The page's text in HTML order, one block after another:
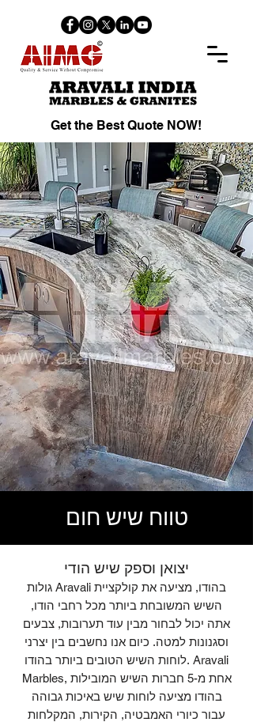
Get the Best Quote NOW!
טווח שיש חום
יצואן וספק שיש הודי
גולות Aravali בהודו, מציעה את קולקציית
השיש המשובחת ביותר מכל רחבי הודו,
אתה יכול לבחור מבין עוד תערובות, צבעים
וסגנונות למטה. כיום אנו נחשבים בין יצרני
לוחות השיש הטובים ביותר בהודו. Aravali
Marbles, אחת מ-5 חברות השיש המובילות
בהודו מציעה לוחות שיש באיכות גבוהה
עבור כיורי האמבטיה, הקירות, המקלחות